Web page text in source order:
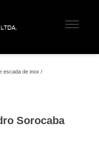
escada de inox
Sorocaba